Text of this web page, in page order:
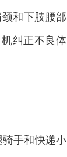
和下肢腰部
纠正不良体
手和快递小